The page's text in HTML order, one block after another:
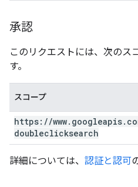
承認
このリクエストには、次のス
す。
スコープ
https: //www. googleapis.
doubleclicksearch
詳細については、 認証と認可